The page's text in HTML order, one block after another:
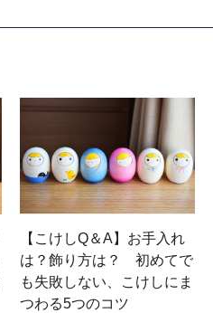
【こけしQ＆A】お手入れ
は？飾り方は？ 初めてで
も失敗しない、こけしにま
つわる5つのコツ